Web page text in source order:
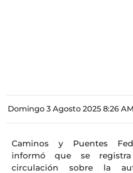
Domingo 3 Agosto 2025 8:26 AM
Caminos y Puentes
informó que se
circulación sobre la